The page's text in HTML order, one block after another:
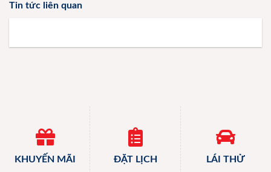
Tin tức liên quan
KHUYẾN MÃI ĐẶT LỊCH LÁI THỬ